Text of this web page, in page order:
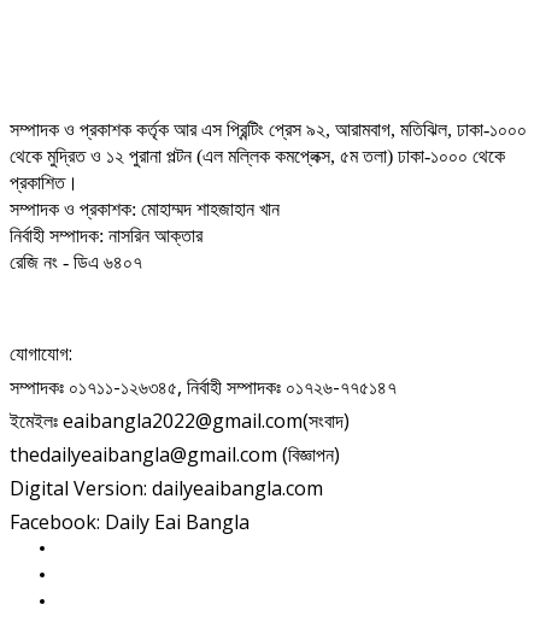
সম্পাদক ও প্রকাশক কর্তৃক আর এস প্রিন্টিং প্রেস ৯২, আরামবাগ, মতিঝিল, ঢাকা-১০০০
থেকে মুদ্রিত ও ১২ পুরানা পল্টন (এল মল্লিক কমপ্লেক্স, ৫ম তলা) ঢাকা-১০০০ থেকে
প্রকাশিত।
সম্পাদক ও প্রকাশক: মোহাম্মদ শাহজাহান খান
নির্বাহী সম্পাদক: নাসরিন আক্তার
রেজি নং - ডিএ ৬৪০৭
যোগাযোগ:
সম্পাদকঃ ০১৭১১-১২৬৩৪৫, নির্বাহী সম্পাদকঃ ০১৭২৬-৭৭৫১৪৭
ইমেইলঃ eaibangla2022@gmail.com(সংবাদ)
thedailyeaibangla@gmail.com (বিজ্ঞাপন)
Digital Version: dailyeaibangla.com
Facebook: Daily Eai Bangla